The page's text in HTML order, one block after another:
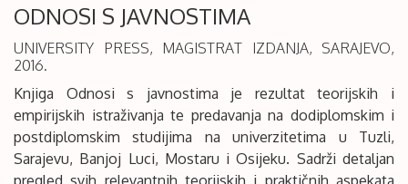
ODNOSI S JAVNOSTIMA
UNIVERSITY PRESS, MAGISTRAT IZDANJA, SARAJEVO,
2016.
Knjiga Odnosi s javnostima je rezultat teorijskih i
empirijskih istraživanja te predavanja na dodiplomskim i
postdiplomskim studijima na univerzitetima u Tuzli,
Sarajevu, Banjoj Luci, Mostaru i Osijeku. Sadrži detaljan
pregled svih relevantnih teorijskih i praktičnih aspekata